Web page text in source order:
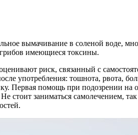
вымачивание в соленой воде,
имеющиеся токсины.
риск, связанный с
употребления: тошнота, рвота,
Первая помощь при подозрении на
стоит заниматься самолечением,